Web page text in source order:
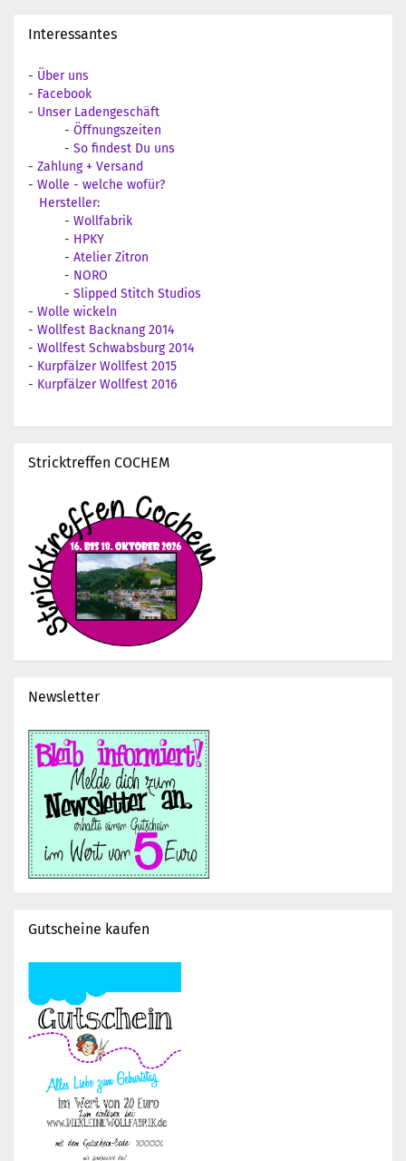
Interessantes
- Über uns
- Facebook
- Unser Ladengeschäft
- Öffnungszeiten
- So findest Du uns
- Zahlung + Versand
- Wolle - welche wofür?
Hersteller:
- Wollfabrik
- HPKY
- Atelier Zitron
- NORO
- Slipped Stitch Studios
- Wolle wickeln
- Wollfest Backnang 2014
- Wollfest Schwabsburg 2014
- Kurpfälzer Wollfest 2015
- Kurpfälzer Wollfest 2016
Stricktreffen COCHEM
Newsletter
Gutscheine kaufen